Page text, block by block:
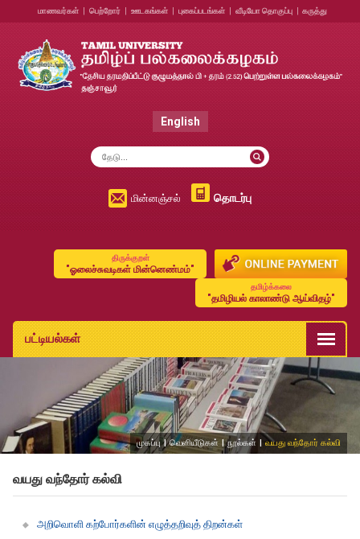
மாணவர்கள் பெற்றோர் ஊடகங்கள் புகைப்படங்கள் வீடியோ தொகுப்பு கருத்து
English
மின்னஞ்சல் தொடர்பு
திருக்குறள்
"ஓலைச்சுவடிகள் மின்னெண்மம்"
தமிழ்க்கலை
"தமிழியல் காலாண்டு ஆய்விதழ்"
பட்டியல்கள்
முகப்பு | வெளியீடுகள் | நூல்கள் வயது வந்தோர் கல்வி
வயது வந்தோர் கல்வி
அறிவொளி கற்போர்களின் எழுத்தறிவுத் திறன்கள்